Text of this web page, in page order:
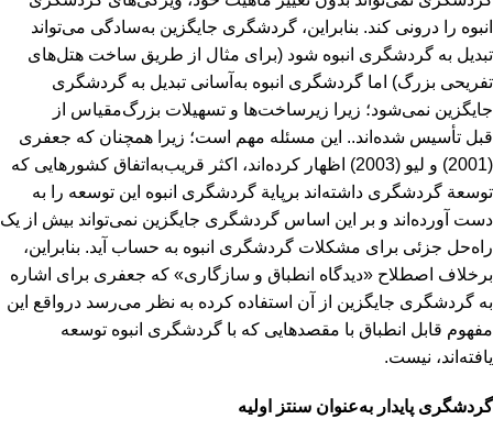
انبوه را درونی کند. بنابراین، گردشگری جایگزین به‌سادگی می‌تواند
تبدیل به گردشگری انبوه شود (برای مثال از طریق ساخت هتل‌های
تفریحی بزرگ) اما گردشگری انبوه به‌آسانی تبدیل به گردشگری
جایگزین نمی‌شود؛ زیرا زیرساخت‌ها و تسهیلات بزرگ‌مقیاس از
قبل تأسیس شده‌اند.. این مسئله مهم است؛ زیرا همچنان که جعفری
(2001) و لیو (2003) اظهار کرده‌اند، اکثر قریب‌به‌اتفاق کشورهایی که
توسعة گردشگری داشته‌اند برپایة گردشگری انبوه این توسعه را به
دست آورده‌اند و بر این اساس گردشگری جایگزین نمی‌تواند بیش از یک
راه‌حل جزئی برای مشکلات گردشگری انبوه به حساب آید. بنابراین،
برخلاف اصطلاح «دیدگاه انطباق و سازگاری» که جعفری برای اشاره
به گردشگری جایگزین از آن استفاده کرده به نظر می‌رسد درواقع این
مفهوم قابل انطباق با مقصدهایی که با گردشگری انبوه توسعه
یافته‌اند، نیست.
گردشگری پایدار به‌عنوان سنتز اولیه